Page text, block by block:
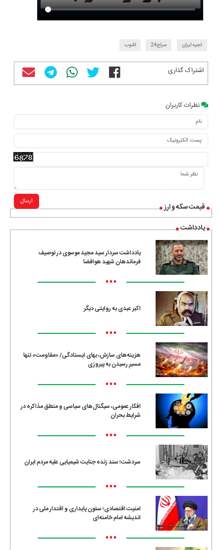
قیمت سکه و ارز
یادداشت
یادداشت سردار سید مجید موسوی در توصیف
فرماندهان شهید هوافضا
•••
اکبر عبدی به روایتی دیگر
•••
هزینه‌های سازش، بهای ایستادگی/ «مقاومت» تنها
مسیرِ رسیدن به پیروزی
•••
افکار عمومی، سیگنال‌های سیاسی و منطق مذاکره در
شرایط بحران
•••
سردشت؛ سند زنده جنایت شیمیایی علیه مردم ایران
•••
امنیت اقتصادی؛ ستون پایداری و اقتدار ملی در
اندیشه امام خامنه‌ای
•••
تجیه ایران سراج24 اشوب
اشتراک گذاری
نظرات کاربران
ارسال